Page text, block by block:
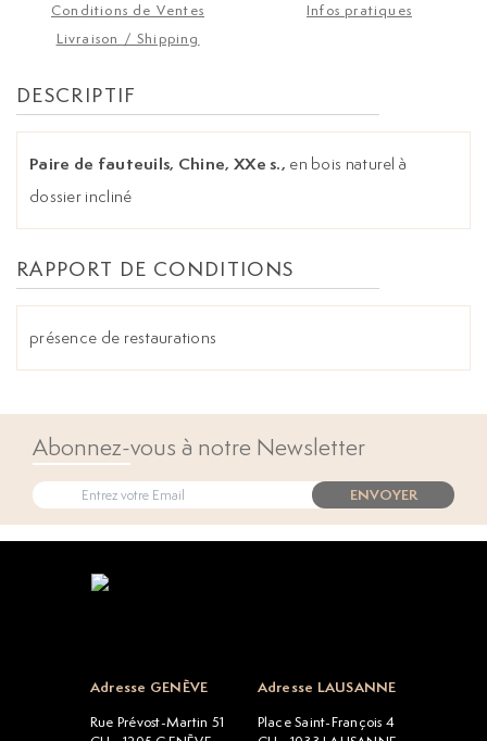
Conditions de Ventes
Infos pratiques
Livraison / Shipping
DESCRIPTIF
Paire de fauteuils, Chine, XXe s., en bois naturel à
dossier incliné
RAPPORT DE CONDITIONS
présence de restaurations
Abonnez-vous à notre Newsletter
ENVOYER
Adresse GENÈVE
Rue Prévost-Martin 51
Adresse LAUSANNE
Place Saint-François 4